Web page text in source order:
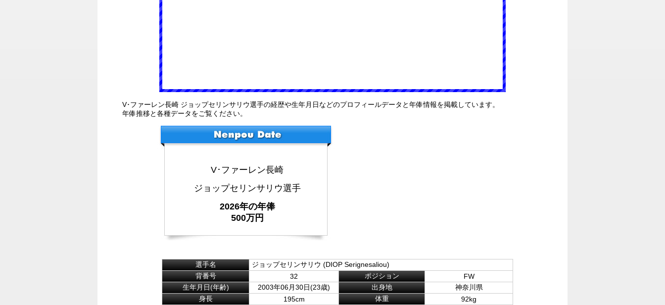
V･ファーレン長崎 ジョップセリンサリウ選手の経歴や生年月日などのプロフィールデータと年俸情報を掲載しています。
年俸推移と各種データをご覧ください。
V･ファーレン長崎
ジョップセリンサリウ選手
2026年の年俸
500万円
選手名
ジョップセリンサリウ (DIOP Serignesaliou)
背番号
32 ポジション
FW
生年月日(年齢)
2003年06月30日(23歳) 出身地
神奈川県
身長
195cm 体重
92kg